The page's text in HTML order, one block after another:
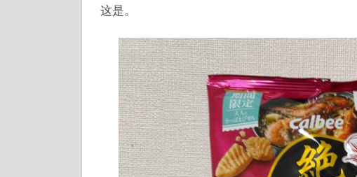
这是。